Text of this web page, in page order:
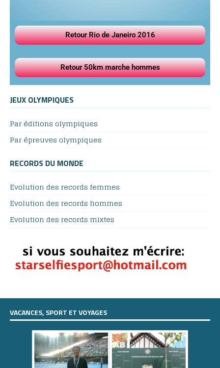
Retour Rio de Janeiro 2016
Retour 50km marche hommes
JEUX OLYMPIQUES
Par éditions olympiques
Par épreuves olympiques
RECORDS DU MONDE
Evolution des records femmes
Evolution des records hommes
Evolution des records mixtes
VACANCES, SPORT ET VOYAGES